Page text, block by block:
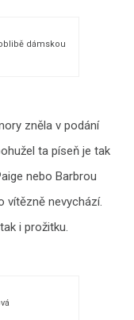
dámskou
zněla v podání
ta píseň je tak
nebo Barbrou
vítězně nevychází.
i prožitku.